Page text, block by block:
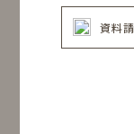
資料